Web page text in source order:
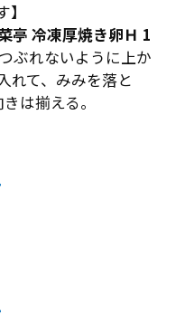
亭 冷凍厚焼き卵Ｈ 1
ぶれないように上か
れて、みみを落と
は揃える。